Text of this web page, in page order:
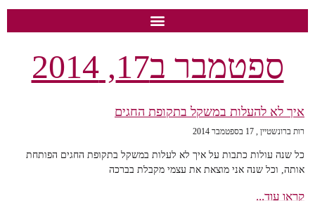
ספטמבר ב17, 2014
איך לא להעלות במשקל בתקופת החגים
רות ברונשטיין 17 בספטמבר 2014
כל שנה עולות כתבות על איך לא לעלות במשקל בתקופת החגים הפותחת
אותה, וכל שנה אני מוצאת את עצמי מקבלת בברכה
קראו עוד...